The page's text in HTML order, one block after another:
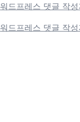
워드프레스 댓글 작
워드프레스 댓글 작